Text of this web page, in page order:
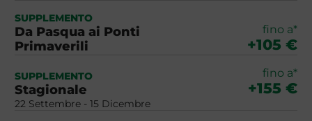
SUPPLEMENTO
Da Pasqua ai Ponti
Primaverili
fino a*
+105 €
SUPPLEMENTO
Stagionale
22 Settembre - 15 Dicembre
fino a*
+155 €